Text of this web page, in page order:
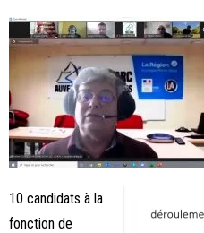
10 candidats à la
fonction de